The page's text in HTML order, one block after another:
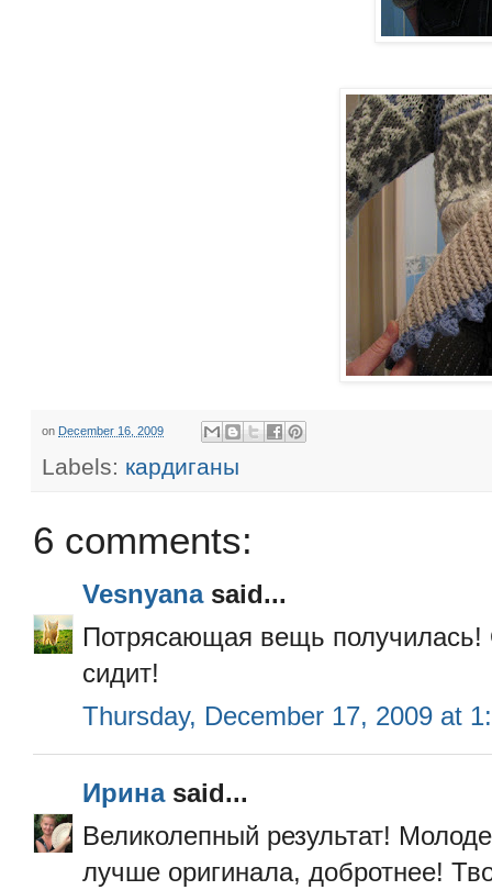
on December 16, 2009
Labels: кардиганы
6 comments:
Vesnyanasaid...
Потрясающая вещь получилась!
сидит!
Thursday, December 17, 2009 at
Иринаsaid...
Великолепный результат!
лучше оригинала, добротнее!